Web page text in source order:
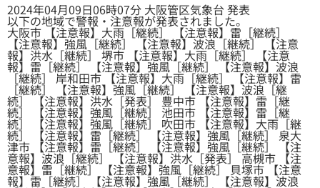
2024年04月09日06時07分 大阪管区気象台 発表
以下の地域で警報・注意報が発表されました。
大阪市 【注意報】大雨［継続］ 【注意報】雷［継続］
【注意報】強風［継続］ 【注意報】波浪［継続］ 【注意
報】洪水［継続］ 堺市 【注意報】大雨［継続］ 【注意
報】雷［継続］ 【注意報】強風［継続］ 【注意報】波浪
［継続］ 岸和田市 【注意報】大雨［継続］ 【注意報】雷
［継続］ 【注意報】強風［継続］ 【注意報】波浪［継
続］ 【注意報】洪水［発表］ 豊中市 【注意報】雷［継
続］ 【注意報】強風［継続］ 池田市 【注意報】雷［継
続］ 【注意報】強風［継続］ 吹田市 【注意報】大雨［継
続］ 【注意報】雷［継続］ 【注意報】強風［継続］ 泉大
津市 【注意報】雷［継続］ 【注意報】強風［継続］ 【注
意報】波浪［継続］ 【注意報】洪水［発表］ 高槻市 【注
意報】雷［継続］ 【注意報】強風［継続］ 貝塚市 【注意
報】雷［継続］ 【注意報】強風［継続］ 【注意報】波浪